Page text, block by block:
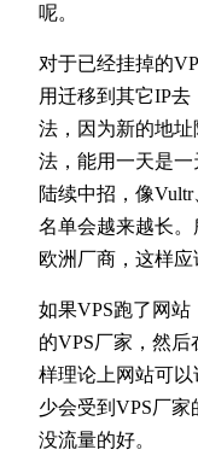
呢。
对于已经挂掉的
用迁移到其它IP
法，因为新的地
法，能用一天是
陆续中招，像Vultr
名单会越来越长
欧洲厂商，这样应
如果VPS跑了网
的VPS厂家，然
样理论上网站可
少会受到VPS厂
没流量的好。